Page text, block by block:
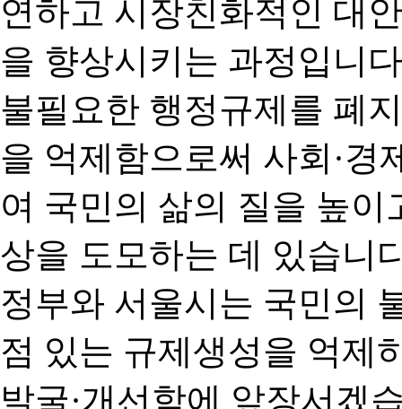
연하고 시장친화적인 대
을 향상시키는 과정입니
불필요한 행정규제를 폐
을 억제함으로써 사회·경
여 국민의 삶의 질을 높
상을 도모하는 데 있습니
정부와 서울시는 국민의
점 있는 규제생성을 억제
발굴·개선함에 앞장서겠